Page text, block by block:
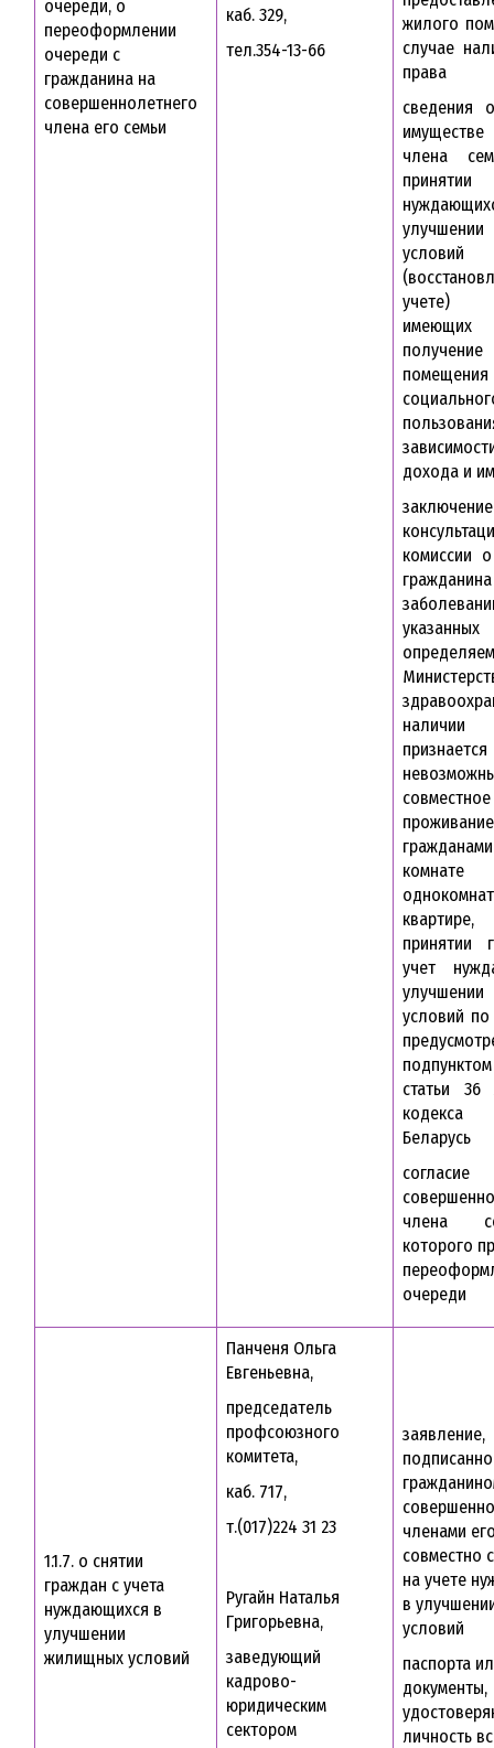
очереди, о
переоформлении
очереди с
гражданина на
совершеннолетнего
члена его семьи
каб. 329,
тел.354-13-66
жилого
случае
права
сведения
члена
условий
учете)
имеющих
помещения
дохода и
комиссии
гражданина
признается
совместное
принятии
учет
условий
статьи 36
кодекса
Беларусь
согласие
члена
которого
очереди
1.1.7. о снятии
граждан с учета
нуждающихся в
улучшении
жилищных условий
Панченя Ольга
Евгеньевна,
председатель
профсоюзного
комитета,
каб. 717,
т.(017)224 31 23
Ругайн Наталья
Григорьевна,
заведующий
кадрово-
юридическим
сектором
заявление,
членами
совместно
на учете
в
условий
паспорта
документы,
личность